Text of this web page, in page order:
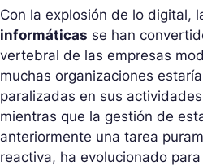
Con la explosión de lo digital,
informáticas se han
vertebral de las empresas
muchas organizaciones
paralizadas en sus
mientras que la gestión de
anteriormente una tarea
reactiva, ha evolucionado